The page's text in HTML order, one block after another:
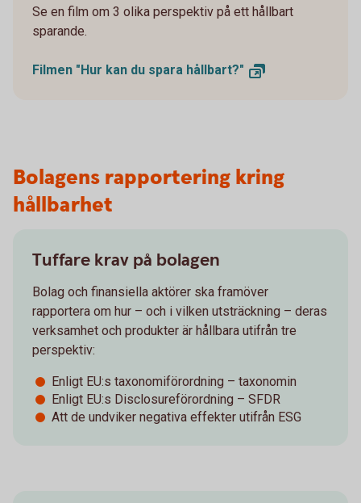
Se en film om 3 olika perspektiv på ett hållbart
sparande.
Filmen "Hur kan du spara hållbart?"
Bolagens rapportering kring
hållbarhet
Tuffare krav på bolagen
Bolag och finansiella aktörer ska framöver
rapportera om hur – och i vilken utsträckning – deras
verksamhet och produkter är hållbara utifrån tre
perspektiv:
Enligt EU:s taxonomiförordning – taxonomin
Enligt EU:s Disclosureförordning – SFDR
Att de undviker negativa effekter utifrån ESG